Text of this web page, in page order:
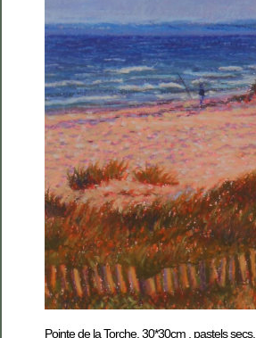
Pointe de la Torche, 30*30cm , pastels